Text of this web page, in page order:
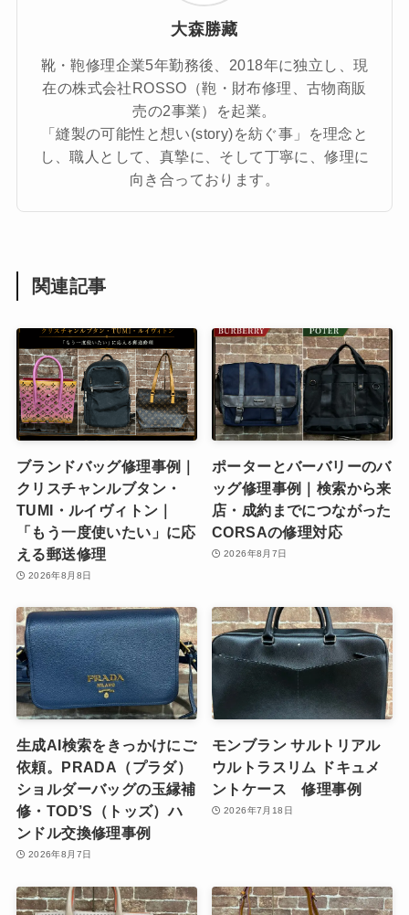
大森勝藏
靴・鞄修理企業5年勤務後、2018年に独立し、現
在の株式会社ROSSO（鞄・財布修理、古物商販
売の2事業）を起業。
「縫製の可能性と想い(story)を紡ぐ事」を理念と
し、職人として、真摯に、そして丁寧に、修理に
向き合っております。
関連記事
ブランドバッグ修理事例｜
クリスチャンルブタン・
TUMI・ルイヴィトン｜
「もう一度使いたい」に応
える郵送修理
2026年8月8日
ポーターとバーバリーのバ
ッグ修理事例｜検索から来
店・成約までにつながった
CORSAの修理対応
2026年8月7日
生成AI検索をきっかけにご
依頼。PRADA（プラダ）
ショルダーバッグの玉縁補
修・TOD’S（トッズ）ハ
ンドル交換修理事例
2026年8月7日
モンブラン サルトリアル
ウルトラスリム ドキュメ
ントケース 修理事例
2026年7月18日